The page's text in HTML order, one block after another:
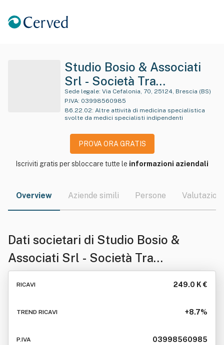
Studio Bosio & Associati
Srl - Società Tra
Professionisti In Sigla
Studio Bosio & Associati
Srl - S.t.p.
Sede legale: Via Cefalonia, 70, 25124, Brescia (BS)
P.IVA: 03998560985
86.22.02: Altre attività di medicina specialistica
svolte da medici specialisti indipendenti
PROVA ORA GRATIS
Iscriviti gratis per sbloccare tutte le informazioni aziendali
Overview Aziende simili Persone Valutazioni
Dati societari di Studio Bosio &
Associati Srl - Società Tra
Professionisti In Sigla Studio Bosio
RICAVI 249.0 K €
TREND RICAVI +8.7%
P.IVA 03998560985